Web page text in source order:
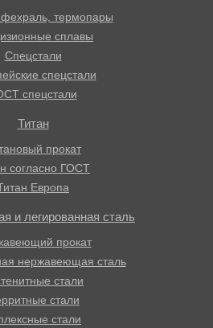
термопары
сплавы
Спецстали
спецстали
спецстали
Титан
прокат
согласно ГОСТ
Европа
и легированная сталь
прокат
нержавеющая сталь
стали
стали
стали